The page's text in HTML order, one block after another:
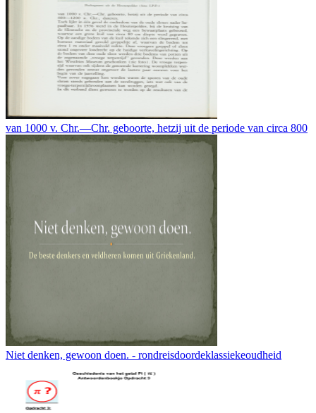
van 1000 v. Chr.—Chr. geboorte, hetzij uit de periode van circa 800
Niet denken, gewoon doen. - rondreisdoordeklassiekeoudheid